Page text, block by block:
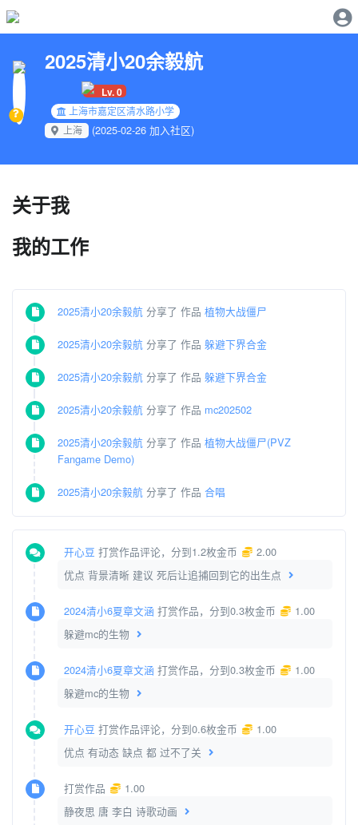
2025清小20余毅航
Lv. 0
上海市嘉定区清水路小学
上海
(2025-02-26 加入社区)
关于我
我的工作
2025清小20余毅航 分享了 作品 植物大战僵尸
2025清小20余毅航 分享了 作品 躲避下界合金
2025清小20余毅航 分享了 作品 躲避下界合金
2025清小20余毅航 分享了 作品 mc202502
2025清小20余毅航 分享了 作品 植物大战僵尸(PVZ
Fangame Demo)
2025清小20余毅航 分享了 作品 合唱
开心豆 打赏作品评论，分到1.2枚金币
2.00
优点 背景清晰 建议 死后让追捕回到它的出生点
2024清小6夏章文涵 打赏作品，分到0.3枚金币
1.00
躲避mc的生物
2024清小6夏章文涵 打赏作品，分到0.3枚金币
1.00
躲避mc的生物
开心豆 打赏作品评论，分到0.6枚金币
1.00
优点 有动态 缺点 都 过不了关
打赏作品
1.00
静夜思 唐 李白 诗歌动画